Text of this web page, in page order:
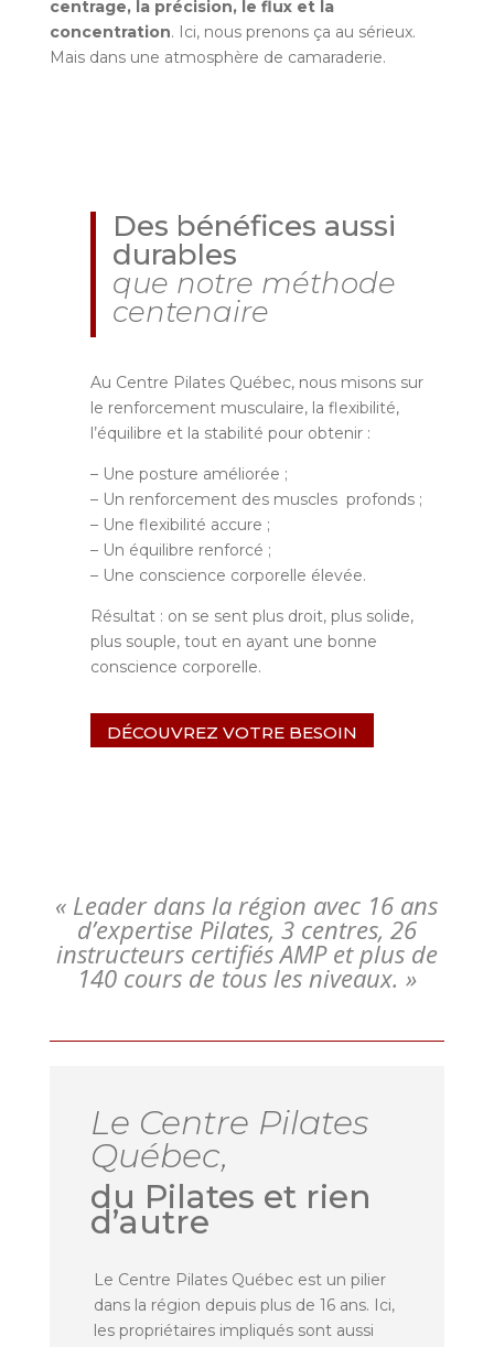
centrage, la précision, le flux et la
concentration. Ici, nous prenons ça au sérieux.
Mais dans une atmosphère de camaraderie.
Des bénéfices aussi
durables
que notre méthode
centenaire
Au Centre Pilates Québec, nous misons sur
le renforcement musculaire, la flexibilité,
l’équilibre et la stabilité pour obtenir :
– Une posture améliorée ;
– Un renforcement des muscles profonds ;
– Une flexibilité accure ;
– Un équilibre renforcé ;
– Une conscience corporelle élevée.
Résultat : on se sent plus droit, plus solide,
plus souple, tout en ayant une bonne
conscience corporelle.
DÉCOUVREZ VOTRE BESOIN
« Leader dans la région avec 16 ans
d’expertise Pilates, 3 centres, 26
instructeurs certifiés AMP et plus de
140 cours de tous les niveaux. »
Le Centre Pilates
Québec,
du Pilates et rien
d’autre
Le Centre Pilates Québec est un pilier
dans la région depuis plus de 16 ans. Ici,
les propriétaires impliqués sont aussi